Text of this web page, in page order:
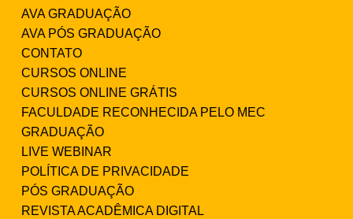
AVA GRADUAÇÃO
AVA PÓS GRADUAÇÃO
CONTATO
CURSOS ONLINE
CURSOS ONLINE GRÁTIS
FACULDADE RECONHECIDA PELO MEC
GRADUAÇÃO
LIVE WEBINAR
POLÍTICA DE PRIVACIDADE
PÓS GRADUAÇÃO
REVISTA ACADÊMICA DIGITAL